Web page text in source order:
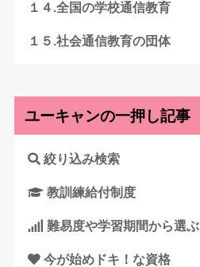
１４.全国の学校通信教育
１５.社会通信教育の団体
ユーキャンの一押し記事
絞り込み検索
教訓練給付制度
難易度や学習期間から選ぶ
今が始めドキ！な資格